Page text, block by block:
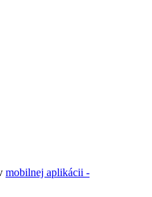
mobilnej aplikácii -